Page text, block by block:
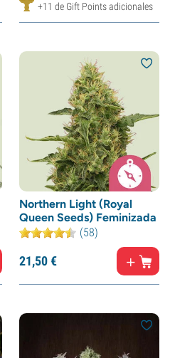
+11 de Gift Points adicionales
Northern Light (Royal
Queen Seeds) Feminizada
(58)
21,50€